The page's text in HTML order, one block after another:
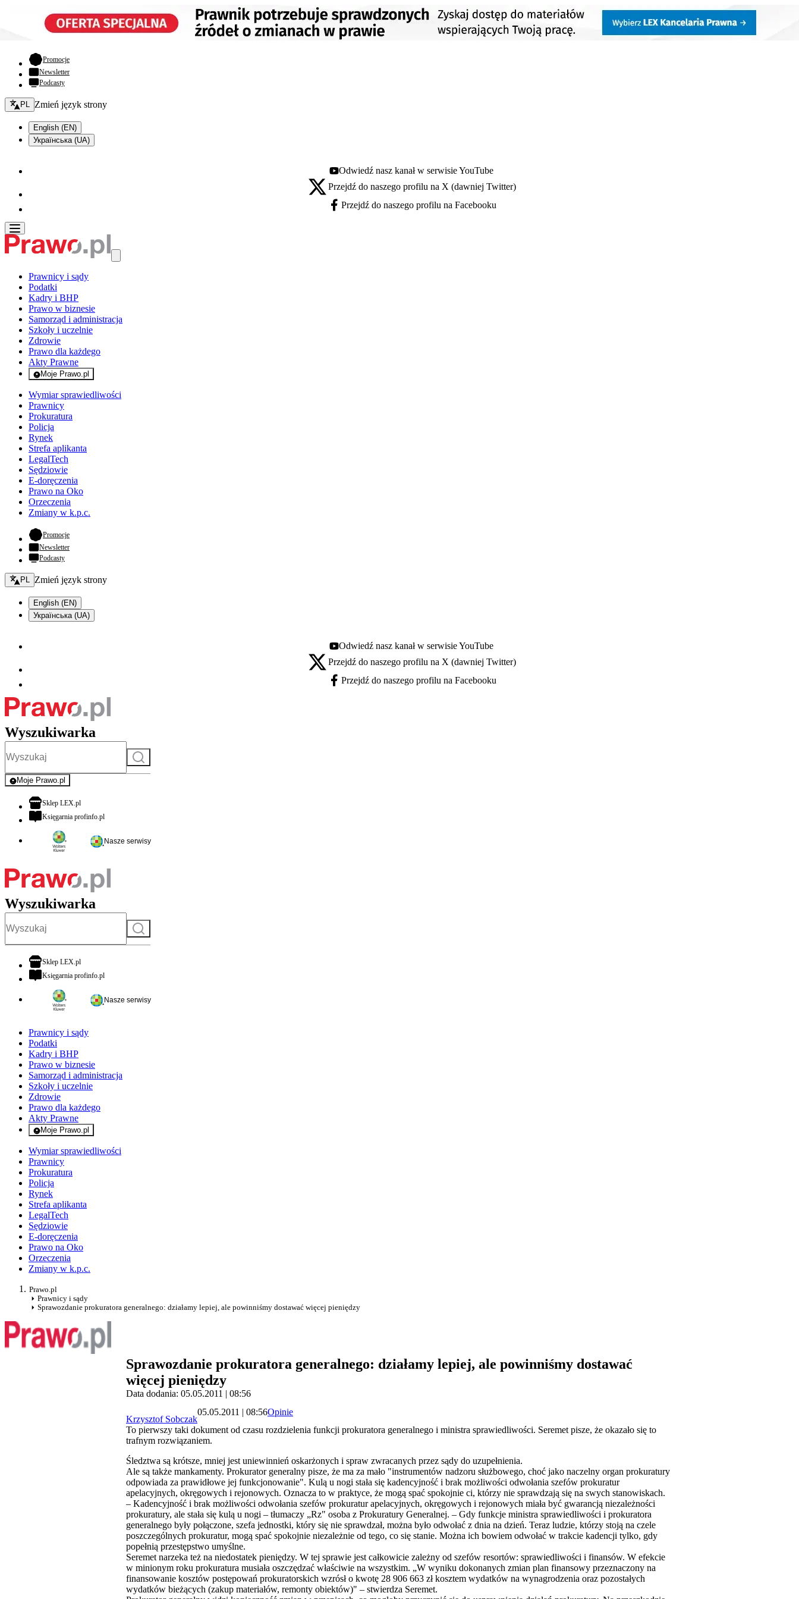
Promocje- otwiera się w nowej karcie
Newsletter
Podcasty
Zmień język - bieżący:
PL Zmień język strony
English (EN)
Українська (UA)
Youtube - otwiera się w nowej karcie
Odwiedź nasz kanał w serwisie YouTube
X - otwiera się w nowej karcie
Przejdź do naszego profilu na X (dawniej Twitter)
Facebook - otwiera się w nowej karcie
Przejdź do naszego profilu na Facebooku
Prawnicy i sądy
Podatki
Kadry i BHP
Prawo w biznesie
Samorząd i administracja
Szkoły i uczelnie
Zdrowie
Prawo dla każdego
Akty Prawne
Moje Prawo.pl
- rejestracja i logowanie do serwisu
Wymiar sprawiedliwości
Prawnicy
Prokuratura
Policja
Rynek
Strefa aplikanta
LegalTech
Sędziowie
E-doręczenia
Prawo na Oko
Orzeczenia
Zmiany w k.p.c.
Promocje- otwiera się w nowej karcie
Newsletter
Podcasty
Zmień język - bieżący:
PL Zmień język strony
English (EN)
Українська (UA)
Youtube - otwiera się w nowej karcie
Odwiedź nasz kanał w serwisie YouTube
X - otwiera się w nowej karcie
Przejdź do naszego profilu na X (dawniej Twitter)
Facebook - otwiera się w nowej karcie
Przejdź do naszego profilu na Facebooku
Wyszukiwarka
Szukaj
Moje Prawo.pl
- rejestracja i logowanie do serwisu
Sklep LEX.plotwiera się w nowej karcie
Księgarnia profinfo.plotwiera się w nowej karcie
Nasze serwisy
Wyszukiwarka
Szukaj
Sklep LEX.plotwiera się w nowej karcie
Księgarnia profinfo.plotwiera się w nowej karcie
Nasze serwisy
Prawnicy i sądy
Podatki
Kadry i BHP
Prawo w biznesie
Samorząd i administracja
Szkoły i uczelnie
Zdrowie
Prawo dla każdego
Akty Prawne
Moje Prawo.pl
- rejestracja i logowanie do serwisu
Wymiar sprawiedliwości
Prawnicy
Prokuratura
Policja
Rynek
Strefa aplikanta
LegalTech
Sędziowie
E-doręczenia
Prawo na Oko
Orzeczenia
Zmiany w k.p.c.
Prawo.pl
Prawnicy i sądy
Sprawozdanie prokuratora generalnego: działamy lepiej, ale powinniśmy dostawać więcej pieniędzy
Sprawozdanie prokuratora generalnego: działamy lepiej, ale powinniśmy dostawać
więcej pieniędzy
Data dodania: 05.05.2011 | 08:56
Krzysztof Sobczak
05.05.2011 | 08:56Opinie
To pierwszy taki dokument od czasu rozdzielenia funkcji prokuratora generalnego i ministra sprawiedliwości. Seremet pisze, że okazało się to
trafnym rozwiązaniem.
Śledztwa są krótsze, mniej jest uniewinnień oskarżonych i spraw zwracanych przez sądy do uzupełnienia.
Ale są także mankamenty. Prokurator generalny pisze, że ma za mało "instrumentów nadzoru służbowego, choć jako naczelny organ prokuratury
odpowiada za prawidłowe jej funkcjonowanie". Kulą u nogi stała się kadencyjność i brak możliwości odwołania szefów prokuratur
apelacyjnych, okręgowych i rejonowych. Oznacza to w praktyce, że mogą spać spokojnie ci, którzy nie sprawdzają się na swych stanowiskach.
– Kadencyjność i brak możliwości odwołania szefów prokuratur apelacyjnych, okręgowych i rejonowych miała być gwarancją niezależności
prokuratury, ale stała się kulą u nogi – tłumaczy „Rz" osoba z Prokuratury Generalnej. – Gdy funkcje ministra sprawiedliwości i prokuratora
generalnego były połączone, szefa jednostki, który się nie sprawdzał, można było odwołać z dnia na dzień. Teraz ludzie, którzy stoją na czele
poszczególnych prokuratur, mogą spać spokojnie niezależnie od tego, co się stanie. Można ich bowiem odwołać w trakcie kadencji tylko, gdy
popełnią przestępstwo umyślne.
Seremet narzeka też na niedostatek pieniędzy. W tej sprawie jest całkowicie zależny od szefów resortów: sprawiedliwości i finansów. W efekcie
w minionym roku prokuratura musiała oszczędzać właściwie na wszystkim. „W wyniku dokonanych zmian plan finansowy przeznaczony na
finansowanie kosztów postępowań prokuratorskich wzrósł o kwotę 28 906 663 zł kosztem wydatków na wynagrodzenia oraz pozostałych
wydatków bieżących (zakup materiałów, remonty obiektów)" – stwierdza Seremet.